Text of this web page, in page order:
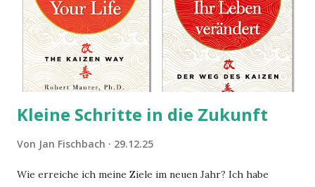
Kleine Schritte in die Zukunft
Von Jan Fischbach 29.12.25
Wie erreiche ich meine Ziele im neuen Jahr? Ich habe